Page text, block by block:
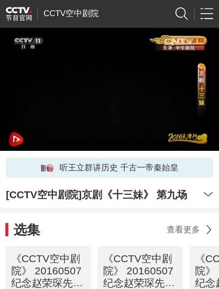
CCTV空中剧院
听王立群讲历史 千古一帝秦始皇
[CCTV空中剧院]京剧《十三妹》 第九场
选集 查看更多
《CCTV空中剧
院》 20160507
纪念赵荣琛先生
《CCTV空中剧
院》 20160507
纪念赵荣琛先生
《
院》
纪念